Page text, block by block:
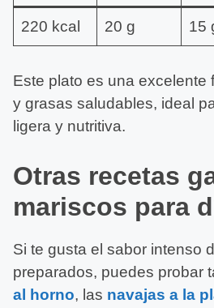
220 kcal 20 g 15
Este plato es una excelente
y grasas saludables, ideal
ligera y nutritiva.
Otras recetas
mariscos para
Si te gusta el sabor intenso
preparados, puedes probar
al horno, las navajas a la